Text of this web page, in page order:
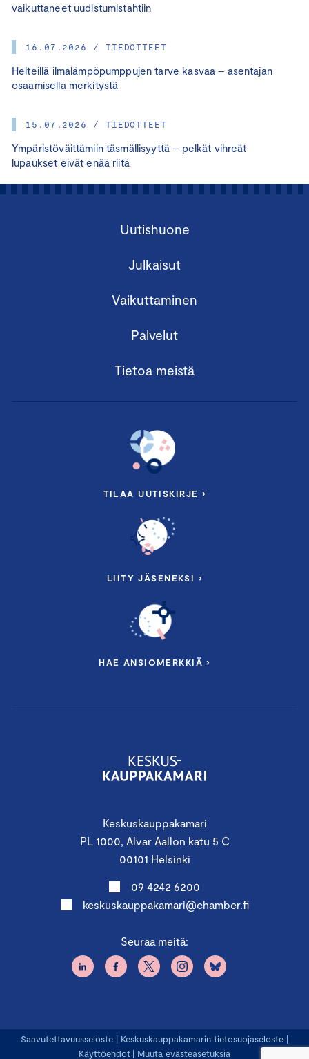
vaikuttaneet uudistumistahtiin
16.07.2026 / TIEDOTTEET
Helteillä ilmalämpöpumppujen tarve kasvaa – asentajan
osaamisella merkitystä
15.07.2026 / TIEDOTTEET
Ympäristöväittämiin täsmällisyyttä – pelkät vihreät
lupaukset eivät enää riitä
Keskuskauppakamari
PL 1000, Alvar Aallon katu 5 C
00101 Helsinki
09 4242 6200
keskuskauppakamari@chamber.fi
Seuraa meitä:
Uutishuone
Julkaisut
Vaikuttaminen
Palvelut
Tietoa meistä
TILAA UUTISKIRJE ›
LIITY JÄSENEKSI ›
HAE ANSIOMERKKIÄ ›
Saavutettavuusseloste | Keskuskauppakamarin tietosuojaseloste |
Käyttöehdot | Muuta evästeasetuksia